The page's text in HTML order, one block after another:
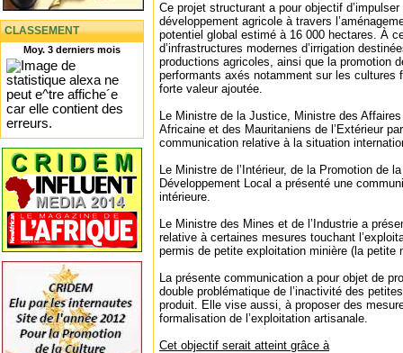
CLASSEMENT
Moy. 3 derniers mois
Ce projet structurant a pour objectif
développement agricole à travers
potentiel global estimé à 16 000 hectares. À
d’infrastructures modernes d’irrigation
productions agricoles, ainsi que la promotion
performants axés notamment sur les cultures
forte valeur ajoutée.
Le Ministre de la Justice, Ministre des
Africaine et des Mauritaniens de l’Extérieur
communication relative à la situation
Le Ministre de l’Intérieur, de la Promotion de
Développement Local a présenté une
intérieure.
Le Ministre des Mines et de l’Industrie a
relative à certaines mesures touchant
permis de petite exploitation minière (la petite
La présente communication a pour objet de
double problématique de l’inactivité des
produit. Elle vise aussi, à proposer des
formalisation de l’exploitation artisanale.
Cet objectif serait atteint grâce à